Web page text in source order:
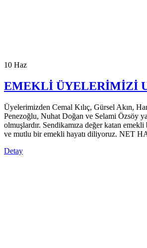
10 Haz
EMEKLİ ÜYELERİMİZİ
Üyelerimizden Cemal Kılıç, Gürsel Akın,
Penezoğlu, Nuhat Doğan ve Selami Özsöy
olmuşlardır. Sendikamıza değer katan
ve mutlu bir emekli hayatı diliyoruz. NET
Detay